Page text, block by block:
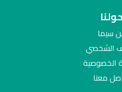
حولنا
سيما
الشخصي
الخصوصية
معنا